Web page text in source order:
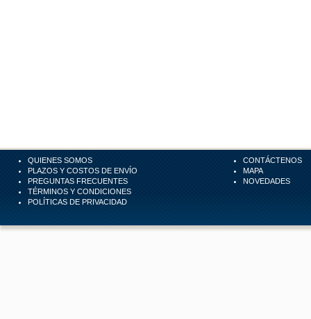
QUIENES SOMOS
PLAZOS Y COSTOS DE ENVÍO
PREGUNTAS FRECUENTES
TÉRMINOS Y CONDICIONES
POLÍTICAS DE PRIVACIDAD
CONTÁCTENOS
MAPA
NOVEDADES